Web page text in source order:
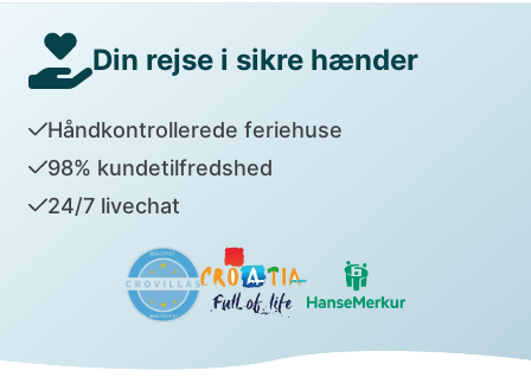
Din rejse i sikre hænder
Håndkontrollerede feriehuse
98% kundetilfredshed
24/7 livechat